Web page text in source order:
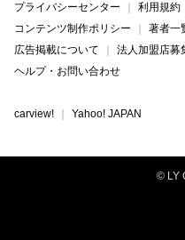
プライバシーセンター
利用規約
コンテンツ制作ポリシー
著者一
広告掲載について
法人加盟店募
ヘルプ・お問い合わせ
carview! Yahoo! JAPAN
© LY